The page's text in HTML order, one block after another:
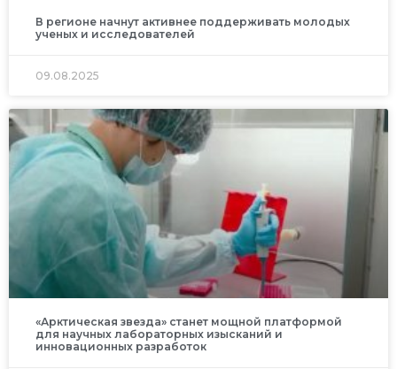
В регионе начнут активнее поддерживать молодых
ученых и исследователей
09.08.2025
«Арктическая звезда» станет мощной платформой
для научных лабораторных изысканий и
инновационных разработок